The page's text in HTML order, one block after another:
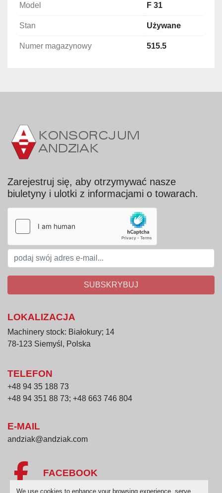
We use cookies to enhance your browsing experience, serve
- obroty biegu III - 11,3 U/min;
- obroty biegu IV - 6,8 U/min;
- obroty biegu V - 2,9 U/min;
- obroty biegu VI - 1,9 U/min;
Model F 31
Stan Używane
Numer magazynowy 515.5
Zarejestruj się, aby otrzymywać nasze
biuletyny i ulotki z informacjami o towarach.
SUBSKRYBUJ
LOKALIZACJA
Machinery stock: Białokury; 14
78-123 Siemyśl, Polska
TELEFON
+48 94 35 188 73
+48 94 351 88 73; +48 663 746 804
E-MAIL
andziak@andziak.com
FACEBOOK